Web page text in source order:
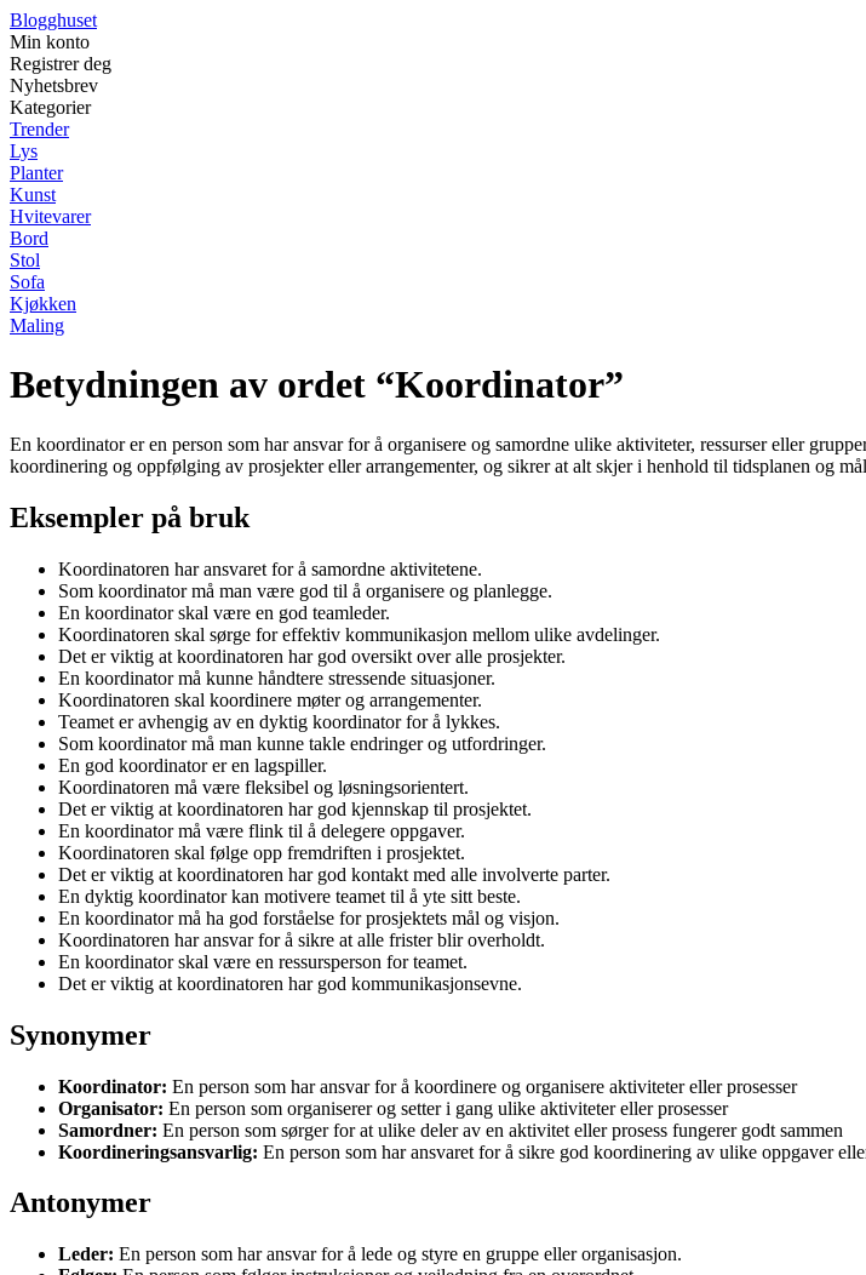
Blogghuset
Min konto
Registrer deg
Nyhetsbrev
Kategorier
Trender
Lys
Planter
Kunst
Hvitevarer
Bord
Stol
Sofa
Kjøkken
Maling
Betydningen av ordet “Koordinator”
En koordinator er en person som har ansvar for å organisere og samordne ulike aktiviteter, ressurser eller
koordinering og oppfølging av prosjekter eller arrangementer, og sikrer at alt skjer i henhold til tidsplanen og
Eksempler på bruk
Koordinatoren har ansvaret for å samordne aktivitetene.
Som koordinator må man være god til å organisere og planlegge.
En koordinator skal være en god teamleder.
Koordinatoren skal sørge for effektiv kommunikasjon mellom ulike avdelinger.
Det er viktig at koordinatoren har god oversikt over alle prosjekter.
En koordinator må kunne håndtere stressende situasjoner.
Koordinatoren skal koordinere møter og arrangementer.
Teamet er avhengig av en dyktig koordinator for å lykkes.
Som koordinator må man kunne takle endringer og utfordringer.
En god koordinator er en lagspiller.
Koordinatoren må være fleksibel og løsningsorientert.
Det er viktig at koordinatoren har god kjennskap til prosjektet.
En koordinator må være flink til å delegere oppgaver.
Koordinatoren skal følge opp fremdriften i prosjektet.
Det er viktig at koordinatoren har god kontakt med alle involverte parter.
En dyktig koordinator kan motivere teamet til å yte sitt beste.
En koordinator må ha god forståelse for prosjektets mål og visjon.
Koordinatoren har ansvar for å sikre at alle frister blir overholdt.
En koordinator skal være en ressursperson for teamet.
Det er viktig at koordinatoren har god kommunikasjonsevne.
Synonymer
Koordinator: En person som har ansvar for å koordinere og organisere aktiviteter eller prosesser
Organisator: En person som organiserer og setter i gang ulike aktiviteter eller prosesser
Samordner: En person som sørger for at ulike deler av en aktivitet eller prosess fungerer godt sammen
Koordineringsansvarlig: En person som har ansvaret for å sikre god koordinering av ulike oppgaver
Antonymer
Leder: En person som har ansvar for å lede og styre en gruppe eller organisasjon.